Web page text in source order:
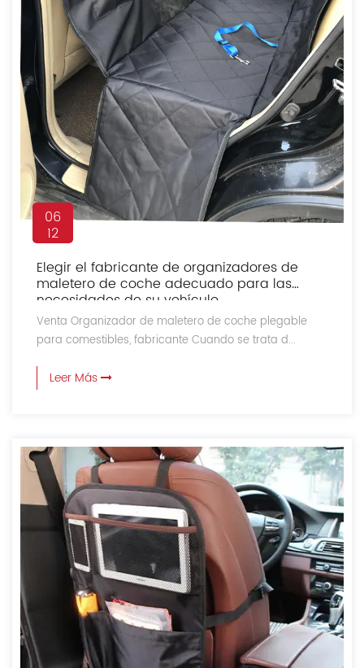
06
12
Elegir el fabricante de organizadores de
maletero de coche adecuado para las
necesidades de su vehículo
Venta Organizador de maletero de coche plegable
para comestibles, fabricante Cuando se trata d...
Leer Más